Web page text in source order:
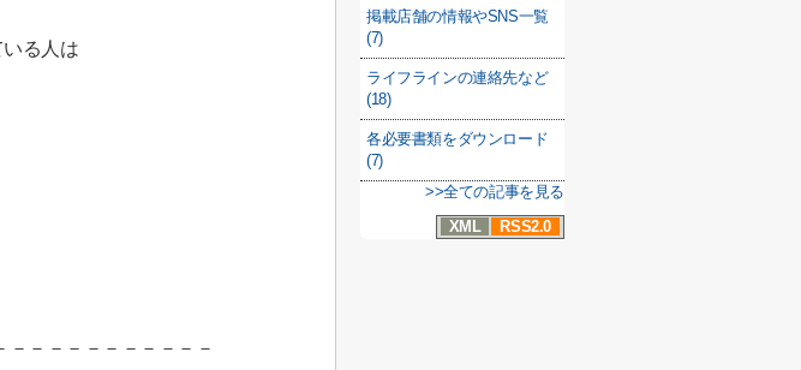
る人は
－－－－－－－－－－－
掲載店舗の情報やSNS一覧
(7)
ライフラインの連絡先など
(18)
各必要書類をダウンロード
(7)
>>全ての記事を見る
XML
RSS2.0